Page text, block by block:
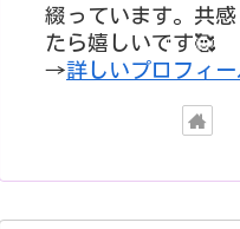
綴っています。共感
たら嬉しいです🥰
→詳しいプロフィ